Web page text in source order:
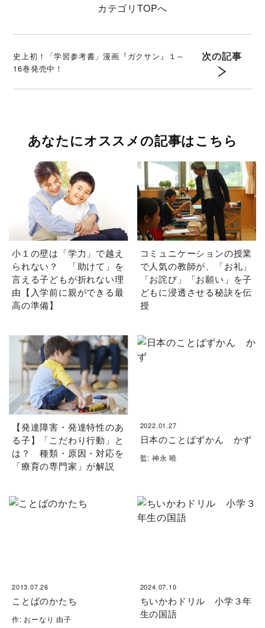
カテゴリ TOPへ
史上初！「学習参考書」漫画『ガクサン』１～
16巻発売中！
次の記事
あなたにオススメの記事はこちら
小１の壁は「学力」で越え
られない？ 「助けて」を
言える子どもが折れない理
由【入学前に親ができる最
高の準備】
コミュニケーションの授業
で人気の教師が、「お礼」
「お詫び」「お願い」を子
どもに浸透させる秘訣を伝
授
【発達障害・発達特性のあ
る子】「こだわり行動」と
は？ 種類・原因・対応を
「療育の専門家」が解説
2022.01.27
日本のことばずかん かず
監: 神永 曉
2013.07.26
ことばのかたち
作: おーなり 由子
2024.07.10
ちいかわドリル 小学３年
生の国語